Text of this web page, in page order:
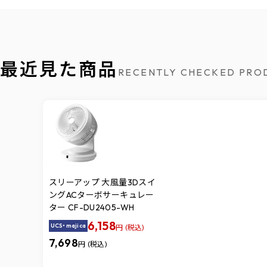
最近見た商品 RECENTLY CHECKED
スリーアップ 大風量3Dスイ
ングACターボサーキュレー
ター CF-DU2405-WH
UCS・majica 6,158円 (税込)
7,698円 (税込)